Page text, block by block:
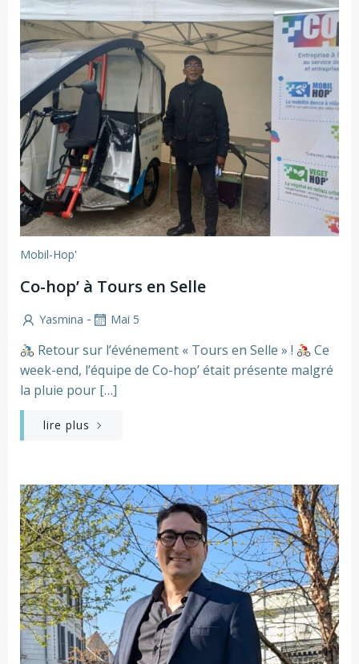
Mobil-Hop'
Co-hop’ à Tours en Selle
Yasmina - Mai 5
Retour sur l’événement « Tours en Selle » !
Ce
week-end, l’équipe de Co-hop’ était présente malgré
la pluie pour […]
lire plus